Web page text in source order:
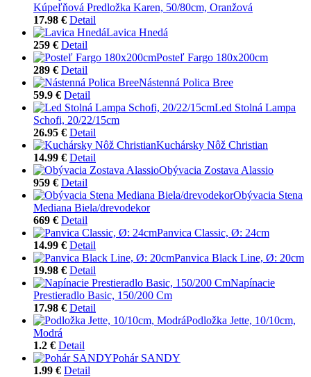
Kúpeľňová Predložka Karen, 50/80cm, Oranžová
17.98 € Detail
Lavica Hnedá
259 € Detail
Posteľ Fargo 180x200cm
289 € Detail
Nástenná Polica Bree
59.9 € Detail
Led Stolná Lampa
Schofi, 20/22/15cm
26.95 € Detail
Kuchársky Nôž Christian
14.99 € Detail
Obývacia Zostava Alassio
959 € Detail
Obývacia Stena
Mediana Biela/drevodekor
669 € Detail
Panvica Classic, Ø: 24cm
14.99 € Detail
Panvica Black Line, Ø: 20cm
19.98 € Detail
Napínacie
Prestieradlo Basic, 150/200 Cm
17.98 € Detail
Podložka Jette, 10/10cm,
Modrá
1.2 € Detail
Pohár SANDY
1.99 € Detail